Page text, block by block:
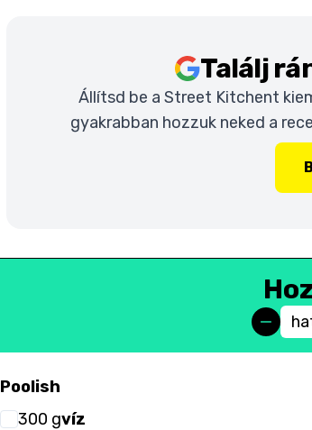
Találj
Állítsd be a Street Kitchent
gyakrabban hozzuk neked a
Poolish
300 gvíz